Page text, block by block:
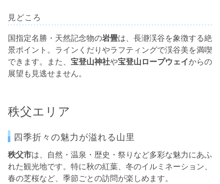
見どころ
国指定名勝・天然記念物の岩畳は、長瀞渓谷を象徴する絶
景ポイント。ラインくだりやラフティングで渓谷美を満喫
できます。また、 宝登山神社や宝登山ロープウェイからの
展望も見逃せません。
秩父エリア
四季折々の魅力が溢れる山里
秩父市は、自然・温泉・歴史・祭りなど多彩な魅力にあふ
れた観光地です。特に秋の紅葉、冬のイルミネーション、
春の芝桜など、季節ごとの訪問が楽しめます。